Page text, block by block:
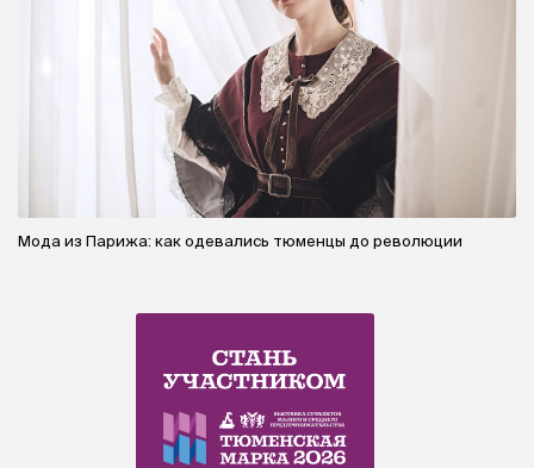
Шифр на щите: тайны герба Тюмени